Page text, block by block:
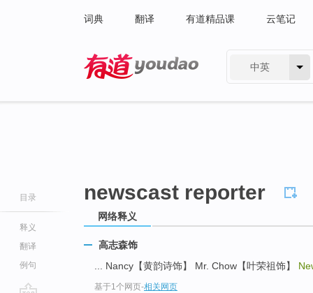
词典 翻译 有道精品课 云笔记
中英
目录
释义
翻译
例句
newscast reporter
网络释义
高志森饰
... Nancy【黄韵诗饰】 Mr. Chow【叶荣祖饰】
基于1个网页-相关网页